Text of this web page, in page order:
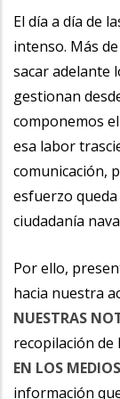
El día a día de
intenso. Más
sacar adelante
gestionan
componemos
esa labor
comunicación,
esfuerzo
ciudadanía
Por ello,
hacia nuestra
NUESTRAS
recopilación de
EN LOS MEDIOS
información